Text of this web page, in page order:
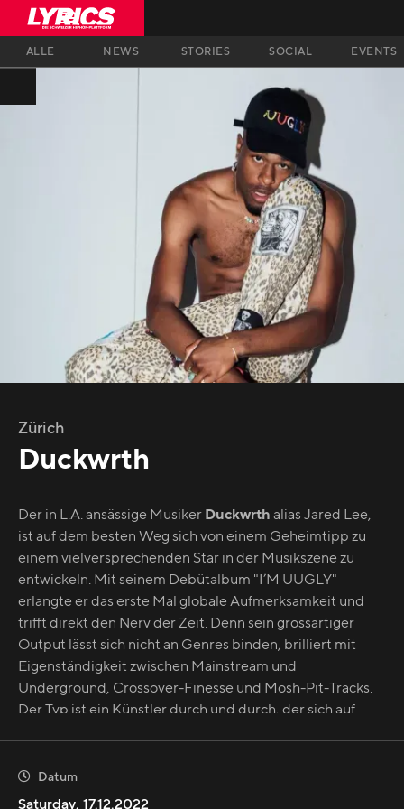
ALLE NEWS STORIES SOCIAL EVENTS
Zürich
Duckwrth
Der in L.A. ansässige Musiker Duckwrth alias Jared Lee,
ist auf dem besten Weg sich von einem Geheimtipp zu
einem vielversprechenden Star in der Musikszene zu
entwickeln. Mit seinem Debütalbum "I’M UUGLY"
erlangte er das erste Mal globale Aufmerksamkeit und
trifft direkt den Nerv der Zeit. Denn sein grossartiger
Output lässt sich nicht an Genres binden, brilliert mit
Eigenständigkeit zwischen Mainstream und
Underground, Crossover-Finesse und Mosh-Pit-Tracks.
Der Typ ist ein Künstler durch und durch, der sich auf
unterwegs. Die vielseitigen Projekte, darunter sein
neuestes Album "SuperGood" wurde von unzähligen
 Datum
Saturday, 17.12.2022